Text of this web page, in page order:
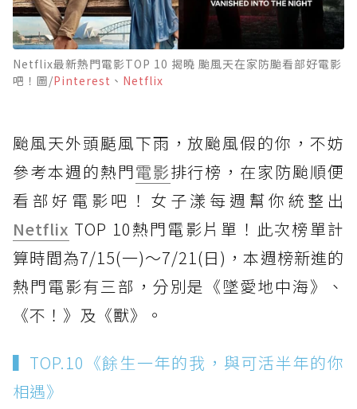
Netflix最新熱門電影TOP 10 揭曉 颱風天在家防颱看部好電影
吧！圖/Pinterest 、 Netflix
颱風天外頭颳風下雨，放颱風假的你，不妨
參考本週的熱門電影排行榜，在家防颱順便
看部好電影吧！女子漾每週幫你統整出
Netflix TOP 10熱門電影片單！此次榜單計
算時間為7/15(一)～7/21(日)，本週榜新進的
熱門電影有三部，分別是《墜愛地中海》、
《不！》及《獸》。
▍TOP.10《餘生一年的我，與可活半年的你
相遇》